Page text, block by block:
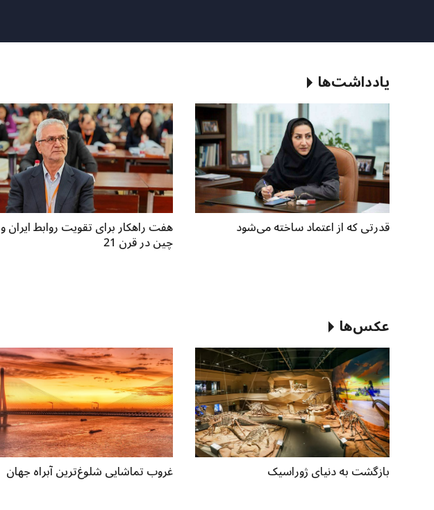
یادداشت‌ها
قدرتی که از اعتماد ساخته می‌شود هفت راهکار برای تقویت روابط ایران و
چین در قرن 21
عکس‌ها
بازگشت به دنیای ژوراسیک غروب تماشایی شلوغ‌ترین آبراه جهان